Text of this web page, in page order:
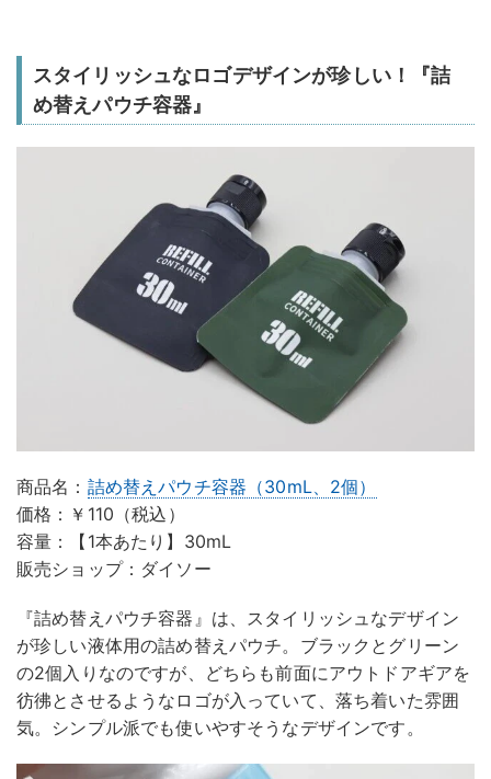
スタイリッシュなロゴデザインが珍しい！『詰
め替えパウチ容器』
商品名： 詰め替えパウチ容器（30mL、2個）
価格：￥110（税込）
容量：【1本あたり】30mL
販売ショップ：ダイソー
『詰め替えパウチ容器』は、スタイリッシュなデザイン
が珍しい液体用の詰め替えパウチ。ブラックとグリーン
の2個入りなのですが、どちらも前面にアウトドアギアを
彷彿とさせるようなロゴが入っていて、落ち着いた雰囲
気。シンプル派でも使いやすそうなデザインです。